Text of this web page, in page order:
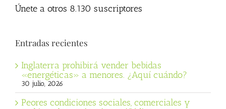
Únete a otros 8.130 suscriptores
Entradas recientes
Inglaterra prohibirá vender bebidas
«energéticas» a menores. ¿Aquí cuándo?
30 julio, 2026
Peores condiciones sociales, comerciales y